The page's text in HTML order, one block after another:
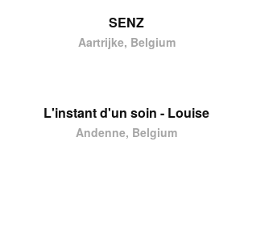
SENZ
Aartrijke, Belgium
L'instant d'un soin - Louise
Andenne, Belgium